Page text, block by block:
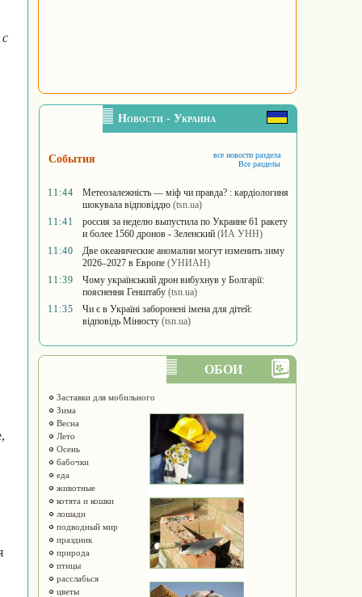
Новости - Украина
События
все новости раздела
Все разделы
11:44
Метеозалежність — міф чи правда? : кардіологиня
шокувала відповіддю (tsn.ua)
11:41
россия за неделю выпустила по Украине 61 ракету
и более 1560 дронов - Зеленский (ИА УНН)
11:40
Две океанические аномалии могут изменить зиму
2026–2027 в Европе (УНИАН)
11:39
Чому український дрон вибухнув у Болгарії:
пояснення Генштабу (tsn.ua)
11:35
Чи є в Україні заборонені імена для дітей:
відповідь Мінюсту (tsn.ua)
ОБОИ
Заставки для мобильного
Зима
Весна
Лето
Осень
бабочки
еда
животные
котята и кошки
лошади
подводный мир
праздник
природа
птицы
расслабься
цветы